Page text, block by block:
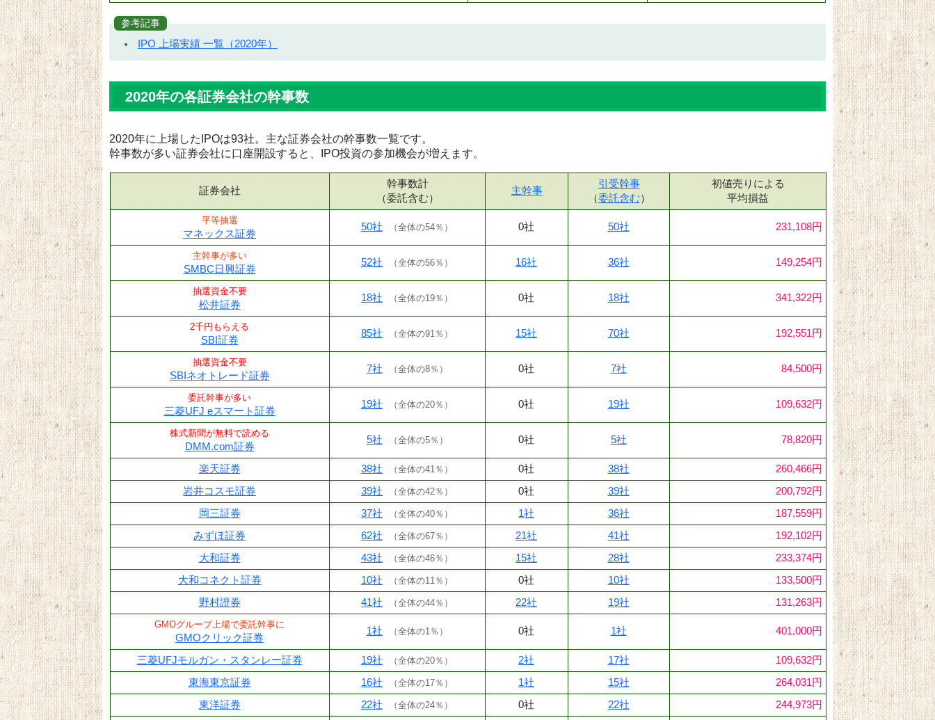
参考記事
IPO 上場実績 一覧（2020年）
2020年の各証券会社の幹事数
2020年に上場したIPOは93社。主な証券会社の幹事数一覧です。
幹事数が多い証券会社に口座開設すると、IPO投資の参加機会が増えます。
証券会社
幹事数計
（委託含む）
主幹事
引受幹事
（委託含む）
初値売りによる
平均損益
平等抽選
マネックス証券
50社 （全体の54％ ） 0社 50社 231,108円
主幹事が多い
SMBC日興証券
52社 （全体の56％ ） 16社 36社 149,254円
抽選資金不要
松井証券
18社 （全体の19％ ） 0社 18社 341,322円
2千円もらえる
SBI証券
85社 （全体の91％ ） 15社 70社 192,551円
抽選資金不要
SBIネオトレード証券
7社 （全体の8％ ） 0社 7社 84,500円
委託幹事が多い
三菱UFJ eスマート証券
19社 （全体の20％ ） 0社 19社 109,632円
株式新聞が無料で読める
DMM.com証券
5社 （全体の5％ ） 0社 5社 78,820円
楽天証券 38社 （全体の41％ ） 0社 38社
260,466円
岩井コスモ証券
39社 （全体の42％ ） 0社 39社
200,792円
岡三証券
37社 （全体の40％ ） 1社 36社
187,559円
みずほ証券
62社 （全体の67％ ） 21社 41社
192,102円
大和証券
43社 （全体の46％ ） 15社 28社
233,374円
大和コネクト証券
10社 （全体の11％ ） 0社 10社
133,500円
野村證券
41社 （全体の44％ ） 22社 19社 131,263円
GMOグループ上場で委託幹事に
GMOクリック証券
1社 （全体の1％ ） 0社 1社 401,000円
三菱UFJモルガン・スタンレー証券 19社 （全体の20％ ） 2社 17社
109,632円
東海東京証券
16社 （全体の17％ ） 1社 15社
264,031円
東洋証券
22社 （全体の24％ ） 0社 22社 244,973円